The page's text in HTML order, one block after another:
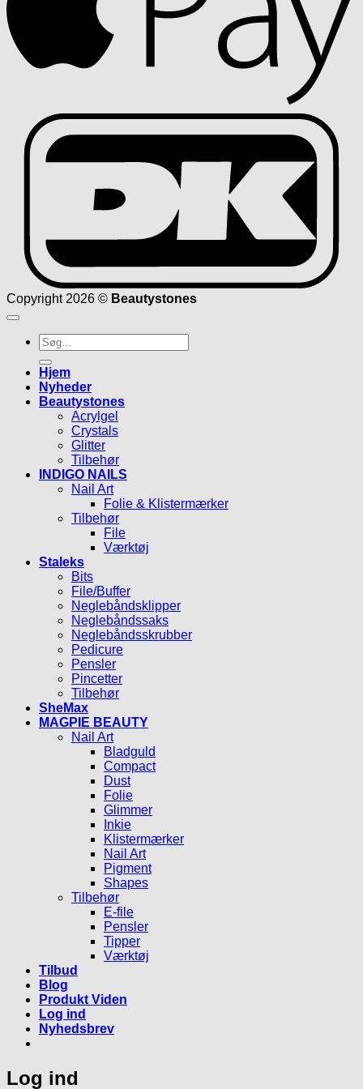
Copyright 2026 © Beautystones
Søg
efter:
Hjem
Nyheder
Beautystones
Acrylgel
Crystals
Glitter
Tilbehør
INDIGO NAILS
Nail Art
Folie & Klistermærker
Tilbehør
File
Værktøj
Staleks
Bits
File/Buffer
Neglebåndsklipper
Neglebåndssaks
Neglebåndsskrubber
Pedicure
Pensler
Pincetter
Tilbehør
SheMax
MAGPIE BEAUTY
Nail Art
Bladguld
Compact
Dust
Folie
Glimmer
Inkie
Klistermærker
Nail Art
Pigment
Shapes
Tilbehør
E-file
Pensler
Tipper
Værktøj
Tilbud
Blog
Produkt Viden
Log ind
Nyhedsbrev
Log ind